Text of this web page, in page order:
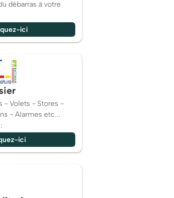
débarras à votre
ici
- Volets - Stores -
- Alarmes etc...
ici